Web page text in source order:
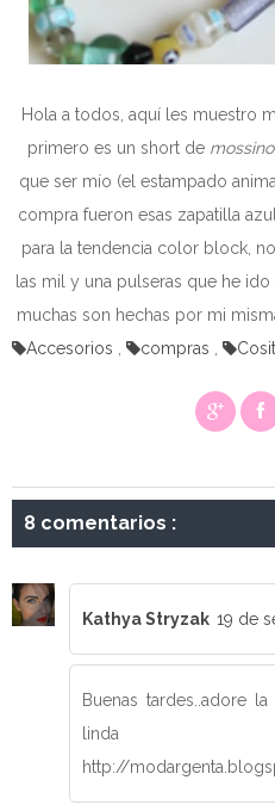
Hola a todos, aquí les muestro
primero es un short de mossino
que ser mío (el estampado
compra fueron esas zapatilla
para la tendencia color block,
las mil y una pulseras que he
muchas son hechas por mi
Accesorios
compras
8 comentarios :
Kathya Stryzak 19 de
Buenas tardes..adore
linda
http://